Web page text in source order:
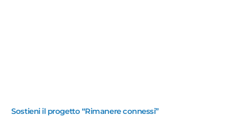
Sostieni il progetto “Rimanere connessi”